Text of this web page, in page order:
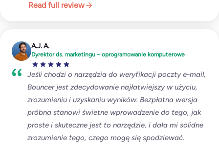
Read full review
A.J. A.
Dyrektor ds. marketingu – oprogramowanie komputerowe
Jeśli chodzi o narzędzia do weryfikacji poczty e-mail,
Bouncer jest zdecydowanie najłatwiejszy w użyciu,
zrozumieniu i uzyskaniu wyników. Bezpłatna wersja
próbna stanowi świetne wprowadzenie do tego, jak
proste i skuteczne jest to narzędzie, i dała mi solidne
zrozumienie tego, czego mogę się spodziewać.